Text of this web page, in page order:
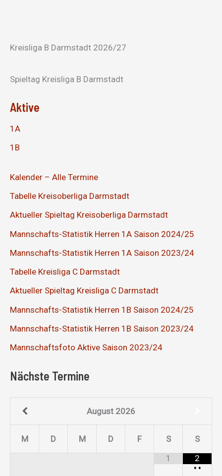
Kreisliga B Darmstadt 2026/27
Spieltag Kreisliga B Darmstadt
Aktive
1A
1B
Kalender – Alle Termine
Tabelle Kreisoberliga Darmstadt
Aktueller Spieltag Kreisoberliga Darmstadt
Mannschafts-Statistik Herren 1A Saison 2024/25
Mannschafts-Statistik Herren 1A Saison 2023/24
Tabelle Kreisliga C Darmstadt
Aktueller Spieltag Kreisliga C Darmstadt
Mannschafts-Statistik Herren 1B Saison 2024/25
Mannschafts-Statistik Herren 1B Saison 2023/24
Mannschaftsfoto Aktive Saison 2023/24
Nächste Termine
August 2026
M D M D F S
S
1
2
• •